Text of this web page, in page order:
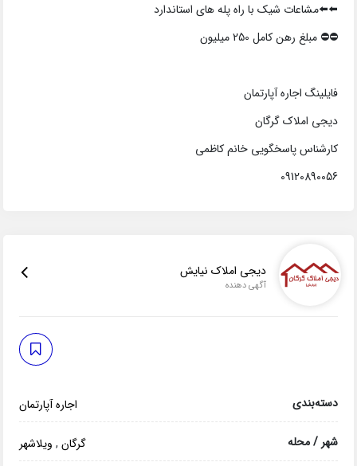
⬅️⬅️مشاعات شیک با راه پله های استاندارد
⛔️⛔️ مبلغ رهن کامل 250 میلیون
فایلینگ اجاره آپارتمان
دیجی املاک گرگان
کارشناس پاسخگویی خانم کاظمی
09120890056
دیجی املاک نیایش
آگهی دهنده
دسته‌بندی اجاره آپارتمان
شهر / محله گرگان, ویلاشهر